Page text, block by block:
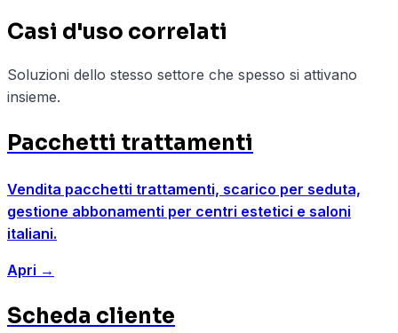
Casi d'uso correlati
Soluzioni dello stesso settore che spesso si attivano
insieme.
Pacchetti trattamenti
Vendita pacchetti trattamenti, scarico per seduta,
gestione abbonamenti per centri estetici e saloni
italiani.
Apri →
Scheda cliente